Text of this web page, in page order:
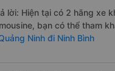
lời: Hiện tại có 2 hãng xe
bạn có thể tham
Ninh đi Ninh Bình